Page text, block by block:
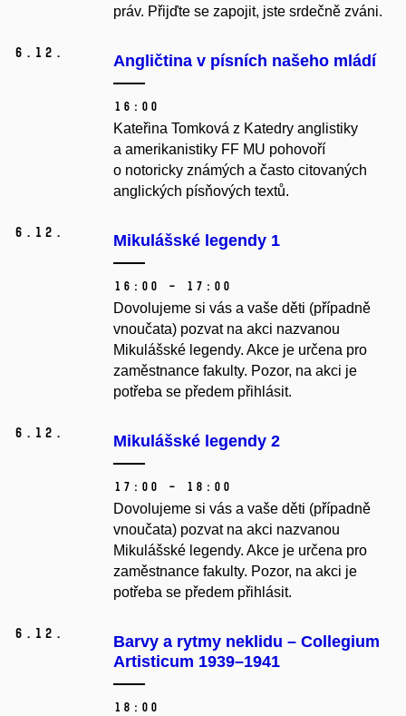
práv. Přijďte se zapojit, jste srdečně zváni.
6. 12. Angličtina v písních našeho mládí
16:00
Kateřina Tomková z Katedry anglistiky
a amerikanistiky FF MU pohovoří
o notoricky známých a často citovaných
anglických písňových textů.
6. 12. Mikulášské legendy 1
16:00 – 17:00
Dovolujeme si vás a vaše děti (případně
vnoučata) pozvat na akci nazvanou
Mikulášské legendy. Akce je určena pro
zaměstnance fakulty. Pozor, na akci je
potřeba se předem přihlásit.
6. 12. Mikulášské legendy 2
17:00 – 18:00
Dovolujeme si vás a vaše děti (případně
vnoučata) pozvat na akci nazvanou
Mikulášské legendy. Akce je určena pro
zaměstnance fakulty. Pozor, na akci je
potřeba se předem přihlásit.
6. 12.
Barvy a rytmy neklidu – Collegium
Artisticum 1939–1941
18:00